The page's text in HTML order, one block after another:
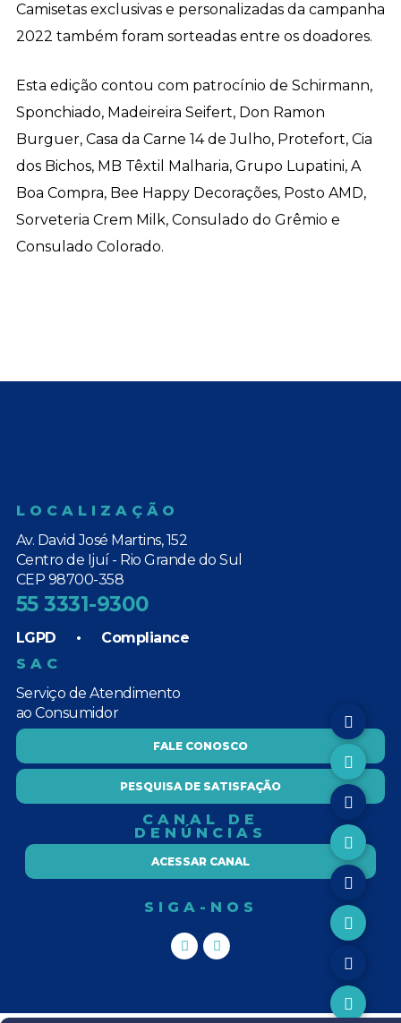
Camisetas exclusivas e personalizadas da campanha
2022 também foram sorteadas entre os doadores.
Esta edição contou com patrocínio de Schirmann,
Sponchiado, Madeireira Seifert, Don Ramon
Burguer, Casa da Carne 14 de Julho, Protefort, Cia
dos Bichos, MB Têxtil Malharia, Grupo Lupatini, A
Boa Compra, Bee Happy Decorações, Posto AMD,
Sorveteria Crem Milk, Consulado do Grêmio e
Consulado Colorado.
LOCALIZAÇÃO
Av. David José Martins, 152
Centro de Ijuí - Rio Grande do Sul
CEP 98700-358
55 3331-9300
LGPD • Compliance
SAC
Serviço de Atendimento
ao Consumidor
FALE CONOSCO
PESQUISA DE SATISFAÇÃO
CANAL DE
DENÚNCIAS
ACESSAR CANAL
SIGA-NOS